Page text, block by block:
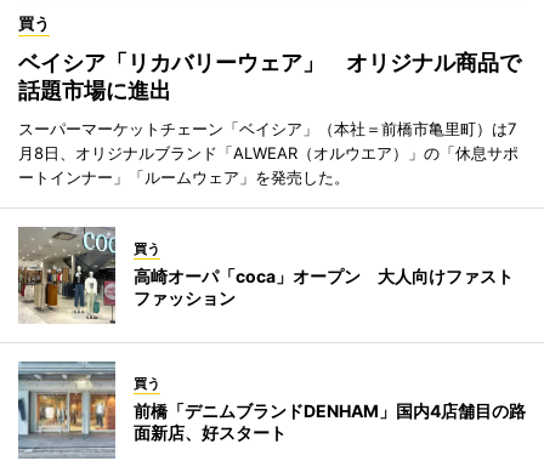
買う
ベイシア「リカバリーウェア」 オリジナル商品で
話題市場に進出
スーパーマーケットチェーン「ベイシア」（本社＝前橋市亀里町）は7
月8日、オリジナルブランド「ALWEAR（オルウエア）」の「休息サポ
ートインナー」「ルームウェア」を発売した。
買う
高崎オーパ「coca」オープン 大人向けファスト
ファッション
買う
前橋「デニムブランドDENHAM」国内4店舗目の路
面新店、好スタート